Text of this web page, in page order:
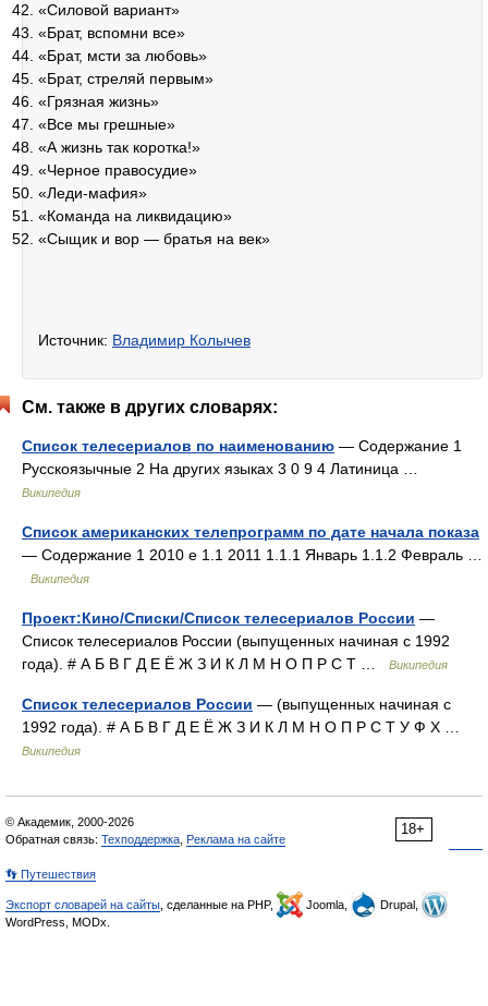
«Силовой вариант»
«Брат, вспомни все»
«Брат, мсти за любовь»
«Брат, стреляй первым»
«Грязная жизнь»
«Все мы грешные»
«А жизнь так коротка!»
«Черное правосудие»
«Леди-мафия»
«Команда на ликвидацию»
«Сыщик и вор — братья на век»
Источник: Владимир Колычев
См. также в других словарях:
Список телесериалов по наименованию — Содержание 1
Русскоязычные 2 На других языках 3 0 9 4 Латиница …
Википедия
Список американских телепрограмм по дате начала показа
— Содержание 1 2010 е 1.1 2011 1.1.1 Январь 1.1.2 Февраль …
Википедия
Проект:Кино/Списки/Список телесериалов России —
Список телесериалов России (выпущенных начиная с 1992
года). # А Б В Г Д Е Ё Ж З И К Л М Н О П Р С Т …
Википедия
Список телесериалов России — (выпущенных начиная с
1992 года). # А Б В Г Д Е Ё Ж З И К Л М Н О П Р С Т У Ф Х …
Википедия
18+
© Академик, 2000-2026
Обратная связь: Техподдержка Реклама на сайте
👣 Путешествия
Экспорт словарей на сайты , сделанные на PHP, Joomla,
Drupal,
WordPress, MODx.